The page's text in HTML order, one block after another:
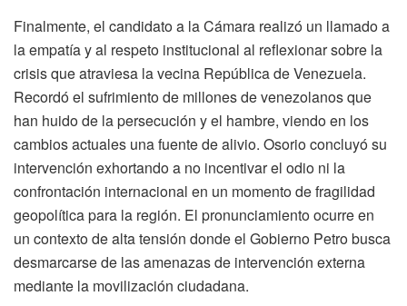
Finalmente, el candidato a la Cámara realizó un llamado a
la empatía y al respeto institucional al reflexionar sobre la
crisis que atraviesa la vecina República de Venezuela.
Recordó el sufrimiento de millones de venezolanos que
han huido de la persecución y el hambre, viendo en los
cambios actuales una fuente de alivio. Osorio concluyó su
intervención exhortando a no incentivar el odio ni la
confrontación internacional en un momento de fragilidad
geopolítica para la región. El pronunciamiento ocurre en
un contexto de alta tensión donde el Gobierno Petro busca
desmarcarse de las amenazas de intervención externa
mediante la movilización ciudadana.